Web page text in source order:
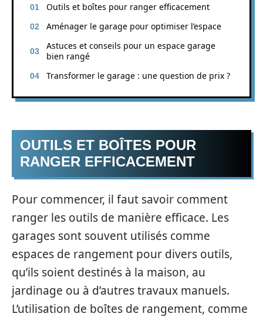
Outils et boîtes pour ranger efficacement
Aménager le garage pour optimiser l’espace
Astuces et conseils pour un espace garage
bien rangé
Transformer le garage : une question de prix ?
OUTILS ET BOÎTES POUR
RANGER EFFICACEMENT
Pour commencer, il faut savoir comment
ranger les outils de manière efficace. Les
garages sont souvent utilisés comme
espaces de rangement pour divers outils,
qu’ils soient destinés à la maison, au
jardinage ou à d’autres travaux manuels.
L’utilisation de boîtes de rangement, comme